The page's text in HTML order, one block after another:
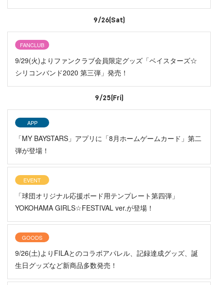
9/26(Sat)
FANCLUB
9/29(火)よりファンクラブ会員限定グッズ「ベイスターズ☆
シリコンバンド2020 第三弾」発売！
9/25(Fri)
APP
「MY BAYSTARS」アプリに「8月ホームゲームカード」第二
弾が登場！
EVENT
「球団オリジナル応援ボード用テンプレート第四弾」
YOKOHAMA GIRLS☆FESTIVAL ver.が登場！
GOODS
9/26(土)よりFILAとのコラボアパレル、記録達成グッズ、誕
生日グッズなど新商品多数発売！